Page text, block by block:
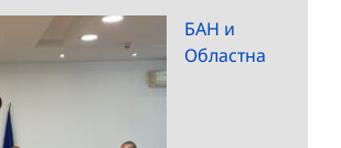
БАН и
Областна